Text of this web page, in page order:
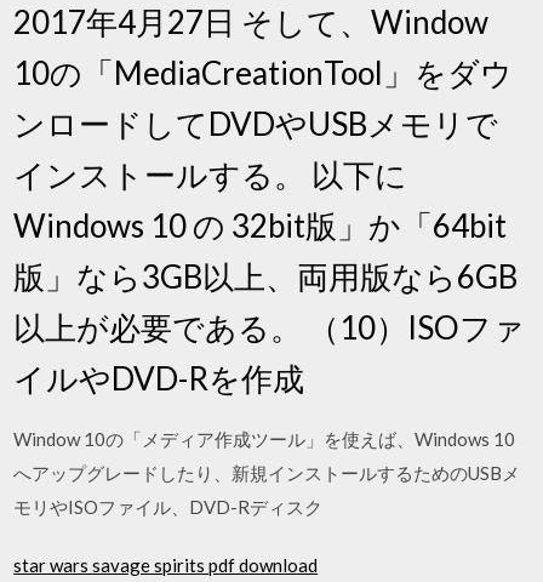
2017年4月27日 そして、Window
10の「MediaCreationTool」をダウ
ンロードしてDVDやUSBメモリで
インストールする。 以下に
Windows 10 の 32bit版」か「64bit
版」なら3GB以上、両用版なら6GB
以上が必要である。 （10）ISOファ
イルやDVD-Rを作成
Window 10の「メディア作成ツール」を使えば、Windows 10
へアップグレードしたり、新規インストールするためのUSBメ
モリやISOファイル、DVD-Rディスク
star wars savage spirits pdf download